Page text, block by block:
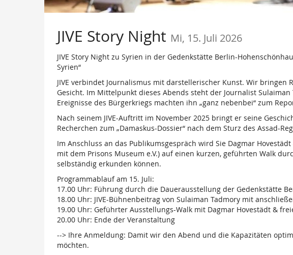
JIVE Story Night Mi, 15. Juli 2026
JIVE Story Night zu Syrien in der Gedenkstätte Berlin-
Syrien“
JIVE verbindet Journalismus mit darstellerischer Kunst. Wir
Gesicht. Im Mittelpunkt dieses Abends steht der Journalist
Ereignisse des Bürgerkriegs machten ihn „ganz nebenbei“ zum
Nach seinem JIVE-Auftritt im November 2025 bringt er seine
Recherchen zum „Damaskus-Dossier“ nach dem Sturz des Assad-
Im Anschluss an das Publikumsgespräch wird Sie Dagmar
mit dem Prisons Museum e.V.) auf einen kurzen, geführten Walk
selbständig erkunden können.
Programmablauf am 15. Juli:
17.00 Uhr: Führung durch die Dauerausstellung der Gedenkstätte
18.00 Uhr: JIVE-Bühnenbeitrag von Sulaiman Tadmory mit
19.00 Uhr: Geführter Ausstellungs-Walk mit Dagmar Hovestädt &
20.00 Uhr: Ende der Veranstaltung
--> Ihre Anmeldung: Damit wir den Abend und die Kapazitäten
möchten.